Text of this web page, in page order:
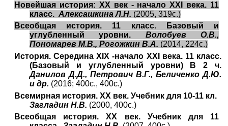
Новейшая история: XX век - начало XXI века. 11
класс. Алексашкина Л.Н. (2005, 319с.)
Всеобщая история. 11 класс. Базовый и
углубленный уровни. Волобуев О.В.,
Пономарев М.В., Рогожкин В.А. (2014, 224с.)
История. Середина XIX -начало XXI века. 11 класс.
(Базовый и углубленный уровни) В 2 ч.
Данилов Д.Д., Петрович В.Г., Беличенко Д.Ю.
и др. (2016; 400с., 400с.)
Всемирная история. XX век. Учебник для 10-11 кл.
Загладин Н.В. (2000, 400с.)
Всеобщая история. XX век. Учебник для 11